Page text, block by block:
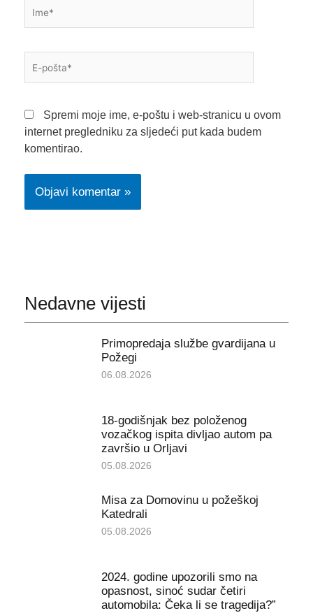
pošta*
Spremi moje ime, e-poštu i web-stranicu u ovom
internet pregledniku za sljedeći put kada budem
komentirao.
Nedavne vijesti
Primopredaja službe gvardijana u
Požegi
06.08.2026
18-godišnjak bez položenog
vozačkog ispita divljao autom pa
završio u Orljavi
05.08.2026
Misa za Domovinu u požeškoj
Katedrali
05.08.2026
2024. godine upozorili smo na
opasnost, sinoć sudar četiri
automobila: Čeka li se tragedija?”